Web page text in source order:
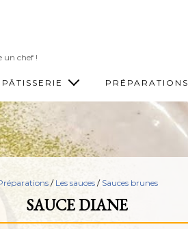
un chef !
PÂTISSERIE PRÉPARATIONS
/ Les sauces/ Sauces brunes
SAUCE DIANE